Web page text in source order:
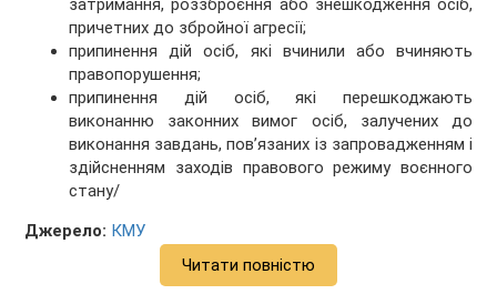
затримання, роззброєння або знешкодження осіб,
причетних до збройної агресії;
припинення дій осіб, які вчинили або вчиняють
правопорушення;
припинення дій осіб, які перешкоджають
виконанню законних вимог осіб, залучених до
виконання завдань, пов’язаних із запровадженням і
здійсненням заходів правового режиму воєнного
стану/
Джерело: КМУ
Читати повністю